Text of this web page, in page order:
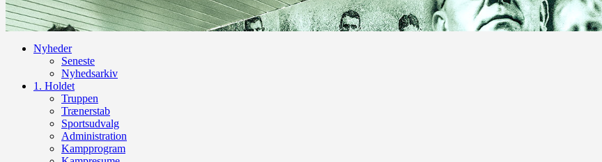
Nyheder
Seneste
Nyhedsarkiv
1. Holdet
Truppen
Trænerstab
Sportsudvalg
Administration
Kampprogram